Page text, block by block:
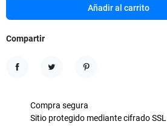
Añadir al carrito
Compartir
Compra segura
Sitio protegido mediante cifrado SSL